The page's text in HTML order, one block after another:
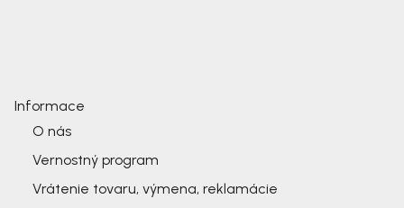
Informace
O nás
Vernostný program
Vrátenie tovaru, výmena, reklamácie